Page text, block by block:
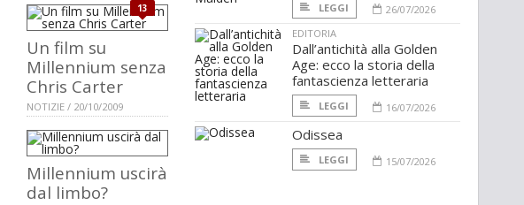
13
Un film su
Millennium senza
Chris Carter
NOTIZIE / 20/10/2009
Millennium uscirà
dal limbo?
LEGGI
26/07/2026
EDITORIA
Dall’antichità alla Golden
Age: ecco la storia della
fantascienza letteraria
LEGGI 16/07/2026
Odissea
LEGGI 15/07/2026